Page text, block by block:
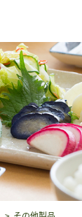
企業・採用情報